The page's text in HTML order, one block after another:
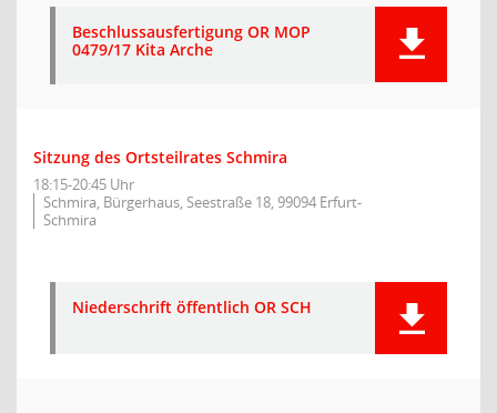
Beschlussausfertigung OR MOP
0479/17 Kita Arche
Sitzung des Ortsteilrates Schmira
18:15-20:45 Uhr
Schmira, Bürgerhaus, Seestraße 18, 99094 Erfurt-
Schmira
Niederschrift öffentlich OR SCH